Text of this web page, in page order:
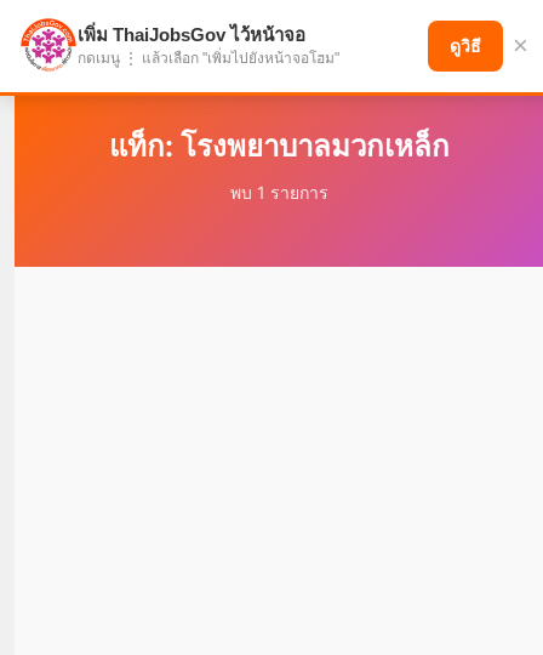
แบ่งปันโอกาส เพื่ออนาคตที่ก้าวหน้า
แท็ก: โรงพยาบาลมวกเหล็ก
พบ 1 รายการ
เพิ่ม ThaiJobsGov ไว้หน้าจอ
กดเมนู ⋮ แล้วเลือก "เพิ่มไปยังหน้าจอโฮม"
ดูวิธี ×